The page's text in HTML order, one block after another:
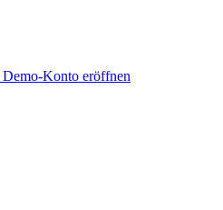
Demo-Konto eröffnen